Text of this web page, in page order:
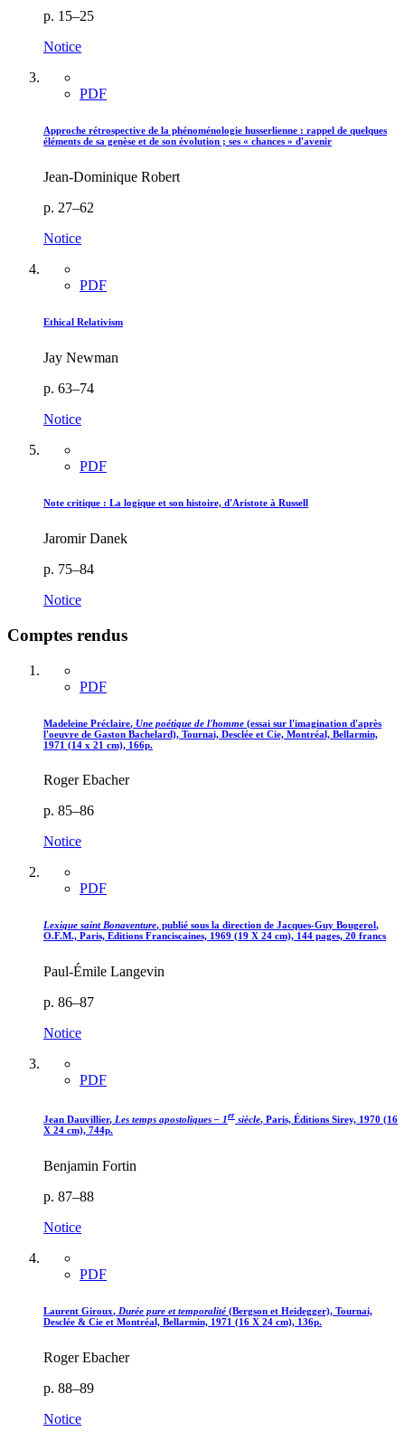
p. 15–25
Notice
PDF
Approche rétrospective de la phénoménologie husserlienne : rappel de quelques
éléments de sa genèse et de son évolution ; ses « chances » d'avenir
Jean-Dominique Robert
p. 27–62
Notice
PDF
Ethical Relativism
Jay Newman
p. 63–74
Notice
PDF
Note critique : La logique et son histoire, d'Aristote à Russell
Jaromir Danek
p. 75–84
Notice
Comptes rendus
PDF
Madeleine Préclaire, Une poétique de l'homme (essai sur l'imagination d'après
l'oeuvre de Gaston Bachelard), Tournai, Desclée et Cie, Montréal, Bellarmin,
1971 (14 x 21 cm), 166p.
Roger Ebacher
p. 85–86
Notice
PDF
Lexique saint Bonaventure, publié sous la direction de Jacques-Guy Bougerol,
O.F.M., Paris, Éditions Franciscaines, 1969 (19 X 24 cm), 144 pages, 20 francs
Paul-Émile Langevin
p. 86–87
Notice
PDF
Jean Dauvillier, Les temps apostoliques – 1er siècle, Paris, Éditions Sirey, 1970 (16
X 24 cm), 744p.
Benjamin Fortin
p. 87–88
Notice
PDF
Laurent Giroux, Durée pure et temporalité (Bergson et Heidegger), Tournai,
Desclée & Cie et Montréal, Bellarmin, 1971 (16 X 24 cm), 136p.
Roger Ebacher
p. 88–89
Notice